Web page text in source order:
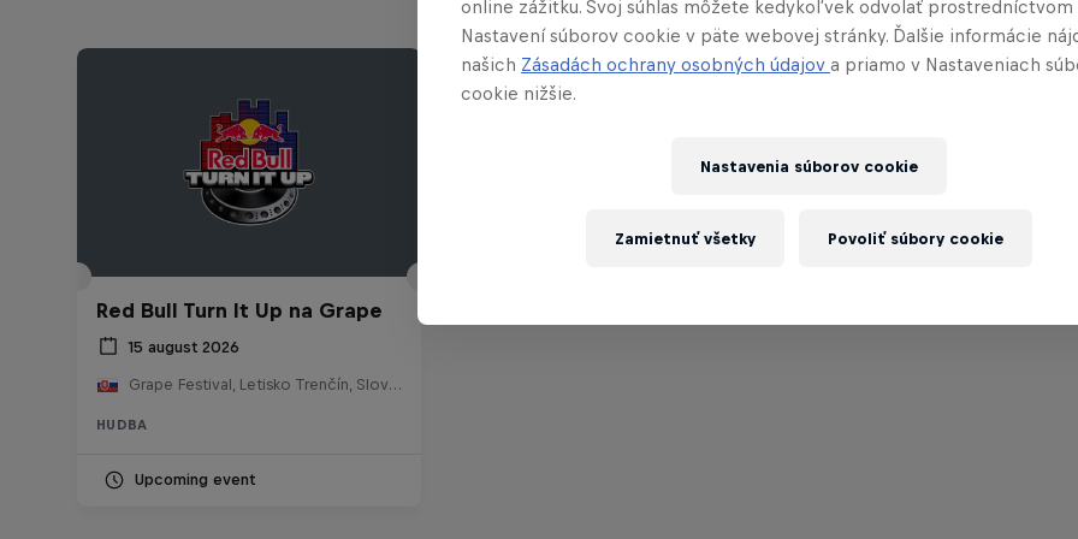
Red Bull Turn It Up na Grape
15 august 2026
Grape Festival, Letisko Trenčín, Slovensko
HUDBA
Upcoming event
online zážitku. Svoj súhlas môžete kedykoľvek odvolať prostredníctvom
Nastavení súborov cookie v päte webovej stránky. Ďalšie informácie
našich Zásadách ochrany osobných údajov a priamo v Nastaveniach
cookie nižšie.
Nastavenia súborov cookie
Zamietnuť všetky Povoliť súbory cookie